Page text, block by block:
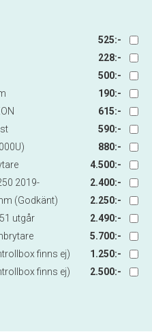
525:-
228:-
500:-
190:-
615:-
590:-
880:-
4.500:-
2019-
2.400:-
(Godkänt)
2.250:-
utgår
2.490:-
5.700:-
finns ej)
1.250:-
finns ej)
2.500:-